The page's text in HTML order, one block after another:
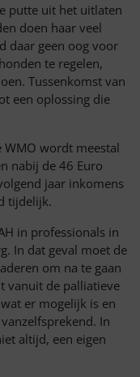
putte uit het uitlaten
doen haar veel
daar geen oog voor
te regelen,
Tussenkomst van
een oplossing die
wordt meestal
nabij de 46 Euro
jaar inkomens
tijdelijk.
in professionals in
In dat geval moet de
om na te gaan
vanuit de palliatieve
er mogelijk is en
In
altijd, een eigen